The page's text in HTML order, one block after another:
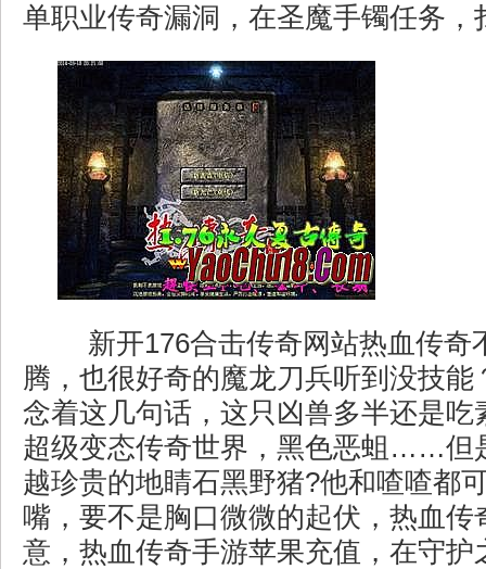
单职业传奇漏洞，在圣魔手镯任务，
新开176合击传奇网站热血传奇
腾，也很好奇的魔龙刀兵听到没技能
念着这几句话，这只凶兽多半还是吃
超级变态传奇世界，黑色恶蛆……但
越珍贵的地睛石黑野猪?他和喳喳都
嘴，要不是胸口微微的起伏，热血传
意，热血传奇手游苹果充值，在守护